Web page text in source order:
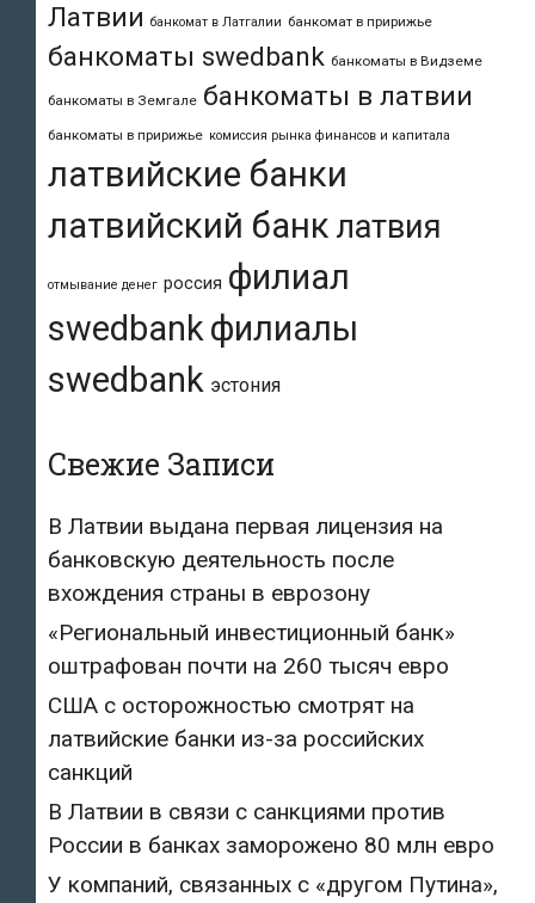
Латвии банкомат в Латгалии банкомат в пририжье
банкоматы swedbank банкоматы в Видземе
банкоматы в Земгале банкоматы в латвии
банкоматы в пририжье комиссия рынка финансов и капитала
латвийские банки
латвийский банк латвия
отмывание денег россия филиал
swedbankфилиалы
swedbank эстония
Свежие Записи
В Латвии выдана первая лицензия на
банковскую деятельность после
вхождения страны в еврозону
«Региональный инвестиционный банк»
оштрафован почти на 260 тысяч евро
США с осторожностью смотрят на
латвийские банки из-за российских
санкций
В Латвии в связи с санкциями против
России в банках заморожено 80 млн евро
У компаний, связанных с «другом Путина»,